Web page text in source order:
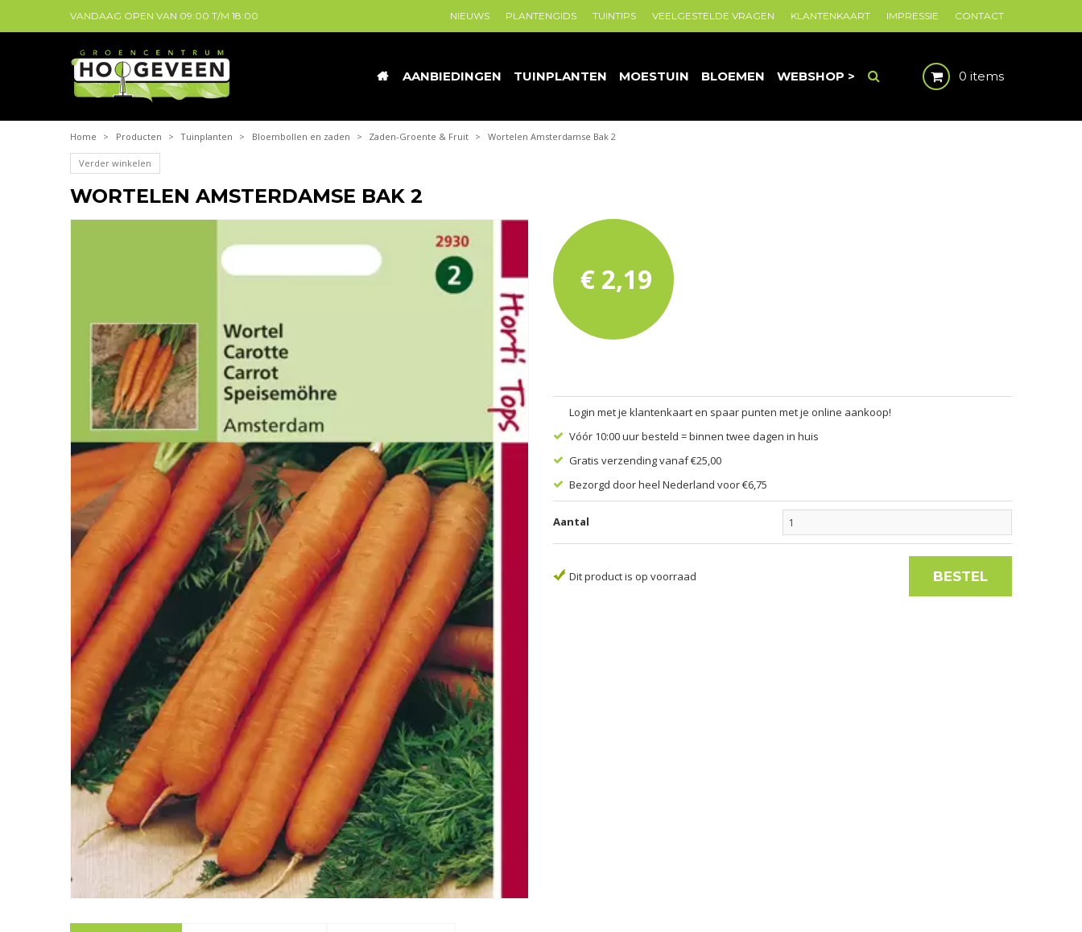
Home > Producten > Tuinplanten > Bloembollen en zaden > Zaden-Groente & Fruit > Wortelen Amsterdamse Bak 2
VANDAAG OPEN VAN 09:00 T/M 18:00
AANBIEDINGEN TUINPLANTEN MOESTUIN BLOEMEN WEBSHOP >
NIEUWS PLANTENGIDS TUINTIPS VEELGESTELDE VRAGEN KLANTENKAART IMPRESSIE CONTACT
0 items
Verder winkelen
WORTELEN AMSTERDAMSE BAK 2
€ 2,19
Login met je klantenkaart en spaar punten met je online aankoop!
Vóór 10:00 uur besteld = binnen twee dagen in huis
Gratis verzending vanaf €25,00
Bezorgd door heel Nederland voor €6,75
Aantal
Dit product is op voorraad